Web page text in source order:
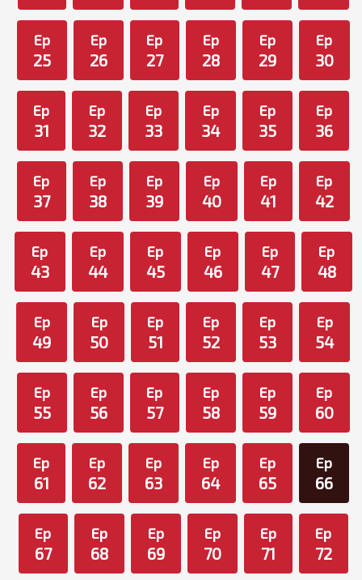
Ep
25
Ep
26
Ep
27
Ep
28
Ep
29
Ep
30
Ep
31
Ep
32
Ep
33
Ep
34
Ep
35
Ep
36
Ep
37
Ep
38
Ep
39
Ep
40
Ep
41
Ep
42
Ep
43
Ep
44
Ep
45
Ep
46
Ep
47
Ep
48
Ep
49
Ep
50
Ep
51
Ep
52
Ep
53
Ep
54
Ep
55
Ep
56
Ep
57
Ep
58
Ep
59
Ep
60
Ep
61
Ep
62
Ep
63
Ep
64
Ep
65
Ep
66
Ep
67
Ep
68
Ep
69
Ep
70
Ep
71
Ep
72